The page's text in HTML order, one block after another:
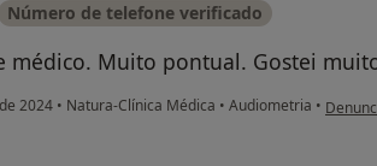
Número de telefone verificado
médico. Muito pontual. Gostei
2024 • Natura-Clínica Médica • Audiometria • na